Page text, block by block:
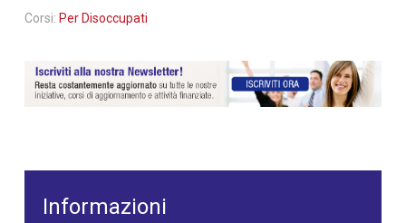
Corsi: Per Disoccupati
Informazioni